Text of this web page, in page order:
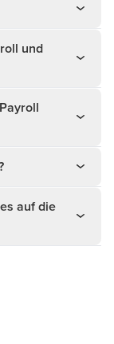
und
auf die